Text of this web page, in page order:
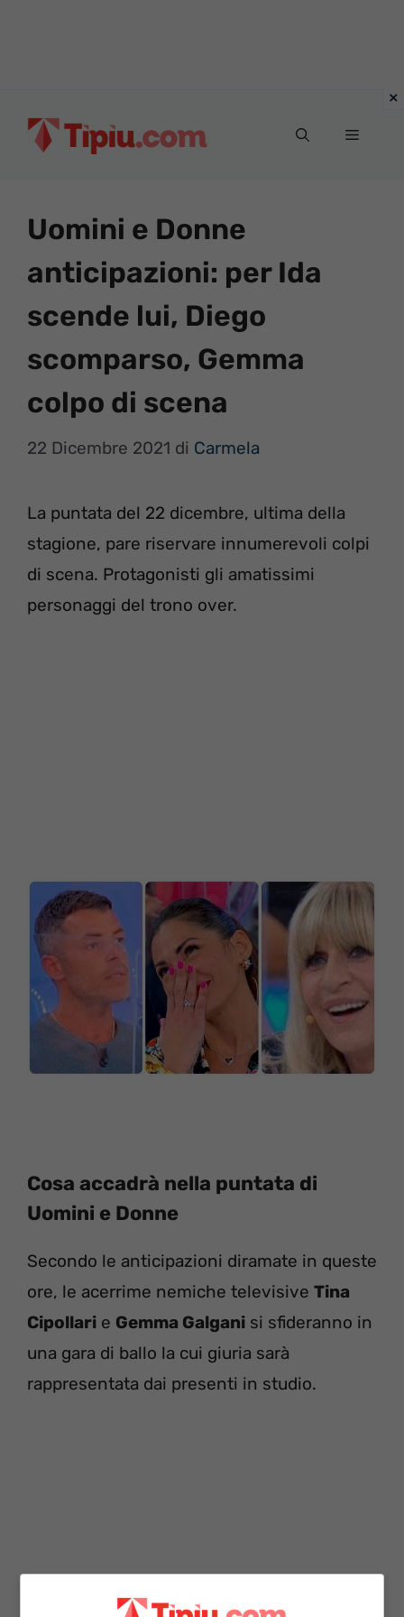
Menu
Uomini e Donne
anticipazioni: per Ida
scende lui, Diego
scomparso, Gemma
colpo di scena
22 Dicembre 2021 di Carmela
La puntata del 22 dicembre, ultima della
stagione, pare riservare innumerevoli colpi
di scena. Protagonisti gli amatissimi
personaggi del trono over.
Cosa accadrà nella puntata di
Uomini e Donne
Secondo le anticipazioni diramate in queste
ore, le acerrime nemiche televisive Tina
Cipollari e Gemma Galgani si sfideranno in
una gara di ballo la cui giuria sarà
rappresentata dai presenti in studio.